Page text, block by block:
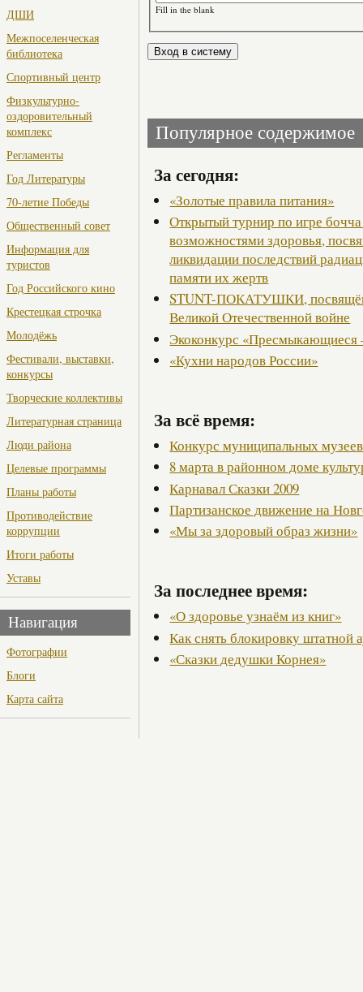
ДШИ
Межпоселенческая
библиотека
Спортивный центр
Физкультурно-
оздоровительный
комплекс
Регламенты
Год Литературы
70-летие Победы
Общественный совет
Информация для
туристов
Год Российского кино
Крестецкая строчка
Молодёжь
Фестивали, выставки,
конкурсы
Творческие коллективы
Литературная страница
Люди района
Целевые программы
Планы работы
Противодействие
коррупции
Итоги работы
Уставы
Навигация
Фотографии
Блоги
Карта сайта
Fill in the blank
Популярное содержимое
За сегодня:
«Золотые правила питания»
Открытый турнир по игре
возможностями здоровья,
ликвидации последствий
памяти их жертв
STUNT-ПОКАТУШКИ,
Великой Отечественной войне
Экоконкурс «Пресмыкающиеся
«Кухни народов России»
За всё время:
Конкурс муниципальных музеев
8 марта в районном доме
Карнавал Сказки 2009
Партизанское движение на
«Мы за здоровый образ жизни»
За последнее время:
«О здоровье узнаём из книг»
Как снять блокировку штатной
«Сказки дедушки Корнея»